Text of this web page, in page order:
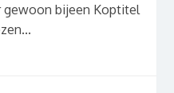
gewoon bijeen Koptitel